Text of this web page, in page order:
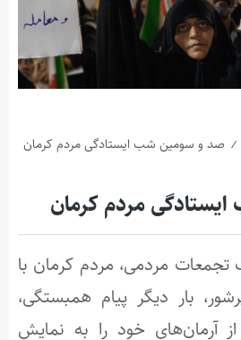
/ صد و سومین شب ایستادگی مردم کرمان
مردم کرمان
مردمی، مردم کرمان با
بار دیگر پیام همبستگی،
آرمان‌های خود را به نمایش